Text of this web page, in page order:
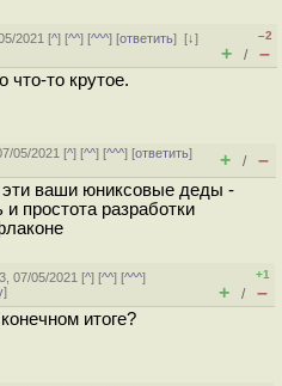
2021 [^] [^^] [^^^] [ответить][↓]
–2
+ / –
что-то крутое.
05/2021 [^] [^^] [^^^] [ответить]
+ / –
эти ваши юниксовые деды -
простота разработки
07/05/2021 [^] [^^] [^^^]
]
+1
+ / –
итоге?